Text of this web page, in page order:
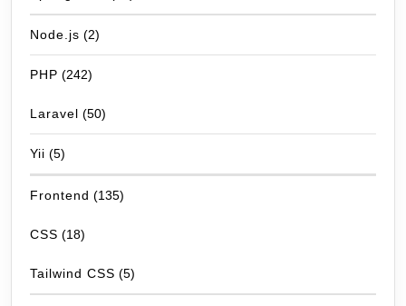
Node.js (2)
PHP (242)
Laravel (50)
Yii (5)
Frontend (135)
CSS (18)
Tailwind CSS (5)